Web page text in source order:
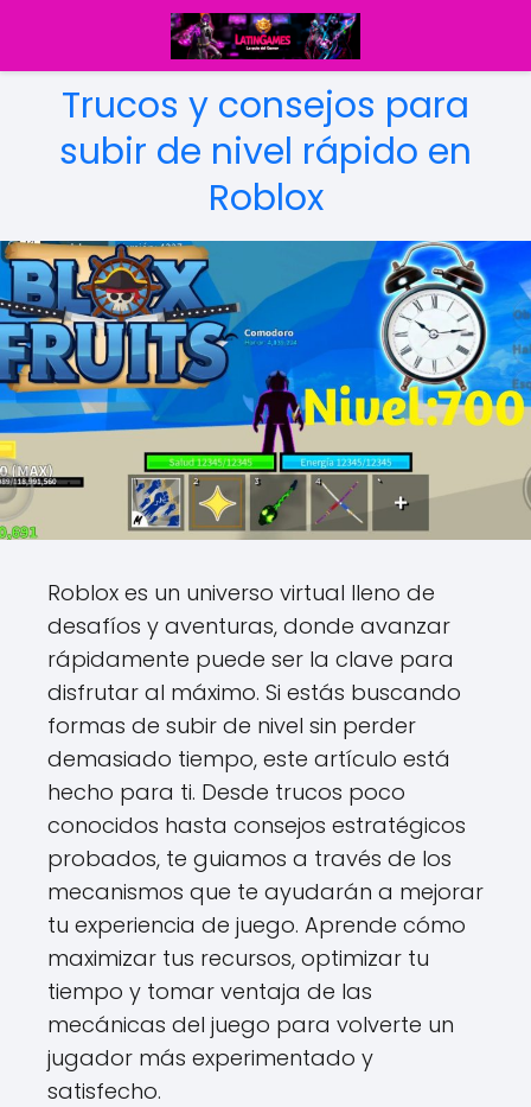
Trucos y consejos para
subir de nivel rápido en
Roblox
Roblox es un universo virtual lleno de
desafíos y aventuras, donde avanzar
rápidamente puede ser la clave para
disfrutar al máximo. Si estás buscando
formas de subir de nivel sin perder
demasiado tiempo, este artículo está
hecho para ti. Desde trucos poco
conocidos hasta consejos estratégicos
probados, te guiamos a través de los
mecanismos que te ayudarán a mejorar
tu experiencia de juego. Aprende cómo
maximizar tus recursos, optimizar tu
tiempo y tomar ventaja de las
mecánicas del juego para volverte un
jugador más experimentado y
satisfecho.